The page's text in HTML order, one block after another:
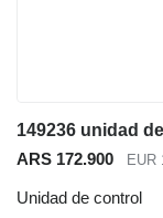
ARS 172.900 EUR
Unidad de control